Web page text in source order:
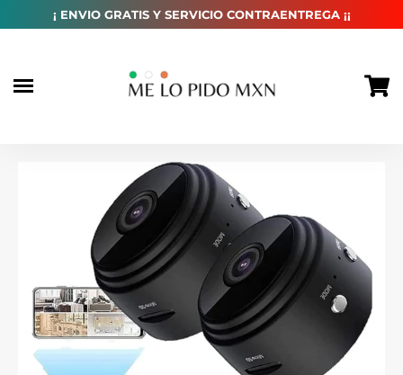
¡ ENVIO GRATIS Y SERVICIO CONTRAENTREGA ¡¡
habitual